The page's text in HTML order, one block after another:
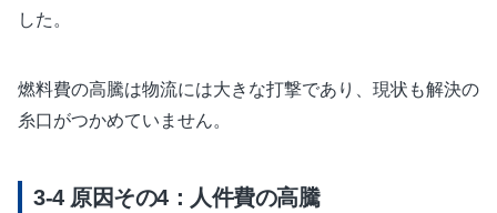
した。
燃料費の高騰は物流には大きな打撃であり、現状も解決の
糸口がつかめていません。
原因その4：人件費の高騰